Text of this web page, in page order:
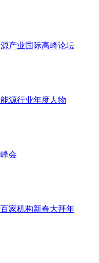
产业国际高峰论坛
源行业年度人物
会
家机构新春大拜年